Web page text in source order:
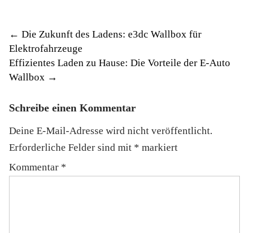
Post
navigation
← Die Zukunft des Ladens: e3dc Wallbox für
Elektrofahrzeuge
Effizientes Laden zu Hause: Die Vorteile der E-Auto
Wallbox →
Schreibe einen Kommentar
Deine E-Mail-Adresse wird nicht veröffentlicht.
Erforderliche Felder sind mit * markiert
Kommentar *